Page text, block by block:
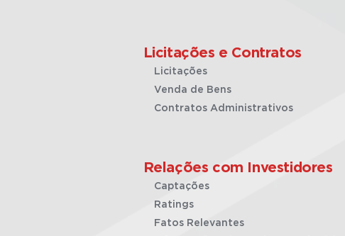
Licitações e Contratos
Licitações
Venda de Bens
Contratos Administrativos
Relações com Investidores
Captações
Ratings
Fatos Relevantes